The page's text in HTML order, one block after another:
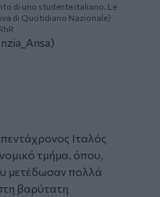
di uno studente italiano. Le
di Quotidiano Nazionale)
Ιταλός
τμήμα, όπου,
μετέδωσαν πολλά
βαρύτατη